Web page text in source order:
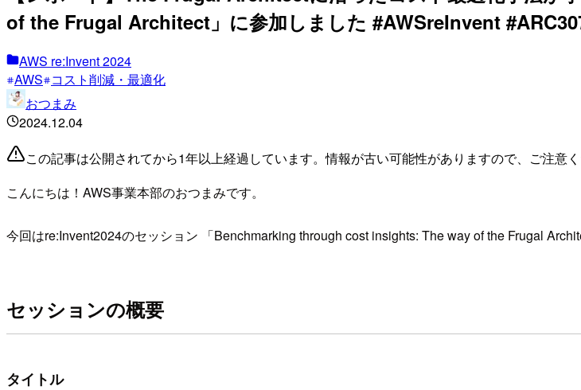
of the Frugal Architect」に参加しました #AWSreInvent
AWS re:Invent 2024
AWS コスト削減・最適化
おつまみ
2024.12.04
この記事は公開されてから1年以上経過しています。情報が古い可能性がありますので、ご注意く
こんにちは！AWS事業本部のおつまみです。
今回はre:Invent2024のセッション 「Benchmarking through cost insights: The way of the Frugal
セッションの概要
タイトル